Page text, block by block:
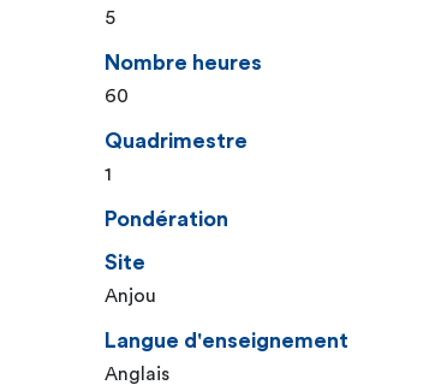
5
Nombre heures
60
Quadrimestre
1
Pondération
Site
Anjou
Langue d'enseignement
Anglais